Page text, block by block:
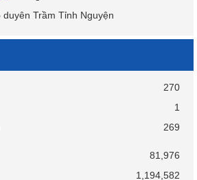
270
1
269
81,976
1,194,582